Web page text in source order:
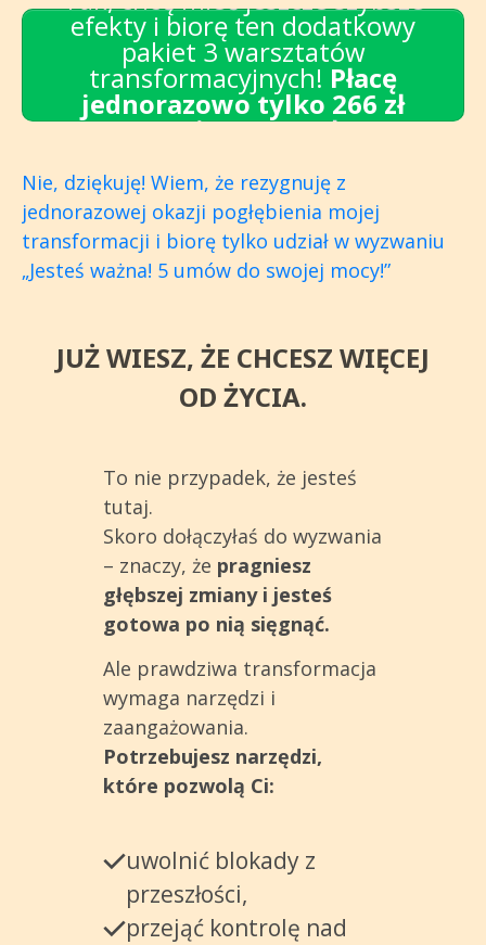
efekty i biorę ten dodatkowy
pakiet 3 warsztatów
transformacyjnych! Płacę
jednorazowo tylko 266 zł
zamiast 1554 zł!
Nie, dziękuję! Wiem, że rezygnuję z
jednorazowej okazji pogłębienia mojej
transformacji i biorę tylko udział w wyzwaniu
„Jesteś ważna! 5 umów do swojej mocy!”
JUŻ WIESZ, ŻE CHCESZ WIĘCEJ
OD ŻYCIA.
To nie przypadek, że jesteś
tutaj.
Skoro dołączyłaś do wyzwania
– znaczy, że pragniesz
głębszej zmiany i jesteś
gotowa po nią sięgnąć.
Ale prawdziwa transformacja
wymaga narzędzi i
zaangażowania.
Potrzebujesz narzędzi,
które pozwolą Ci:
uwolnić blokady z
przeszłości,
przejąć kontrolę nad